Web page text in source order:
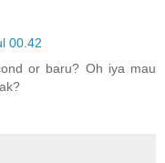
00.42
or baru? Oh iya mau